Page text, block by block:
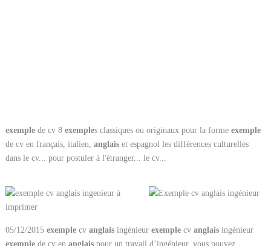
exemplede cv 8 exemples classiques ou originaux pour la forme exemple
de cv en français, italien, anglaiset espagnol les différences culturelles
dans le cv... pour postuler à l'étranger... le cv...
05/12/2015 exemplecv anglaisingénieur exemplecv anglaisingénieur
exemplede cv en anglaispour un travail d’ingénieur. vous pouvez